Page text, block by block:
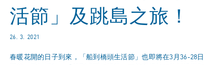
活節」及跳島之旅！
26. 3. 2021
春暖花開的日子到來，「船到橋頭生活節」也即將在3月36-28日